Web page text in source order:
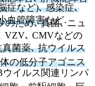
症など)､ 感染症､
血管障害など.
の低分子アゴニス
ため､ 真菌､ ニュ
VZV､ CMVなどの
真菌薬､ 抗ウイルス
イルス関連リンパ